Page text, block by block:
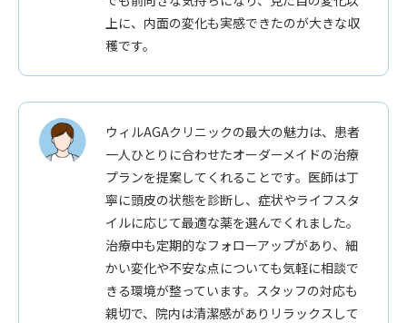
上に、内面の変化も実感できたのが大きな収
穫です。
ウィルAGAクリニックの最大の魅力は、患者
一人ひとりに合わせたオーダーメイドの治療
プランを提案してくれることです。医師は丁
寧に頭皮の状態を診断し、症状やライフスタ
イルに応じて最適な薬を選んでくれました。
治療中も定期的なフォローアップがあり、細
かい変化や不安な点についても気軽に相談で
きる環境が整っています。スタッフの対応も
親切で、院内は清潔感がありリラックスして